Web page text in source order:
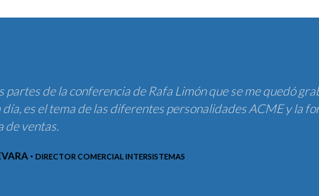
partes de la conferencia de Rafa Limón que se me quedó
día, es el tema de las diferentes personalidades ACME y la
de ventas.
· DIRECTOR COMERCIAL INTERSISTEMAS